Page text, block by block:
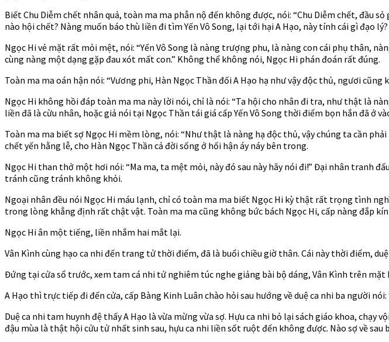
Biết Chu Diễm chết nhân quả, toàn ma ma phẫn nộ đến không được, nói: “Chu Diễm chết, đầu
nào hội chết? Nàng muốn báo thù liền đi tìm Yến Vô Song, lại tới hại A Hạo, này tính cái gì đạo
Ngọc Hi vẻ mặt rất mỏi mệt, nói: “Yến Vô Song là nàng trượng phu, là nàng con cái phụ thân,
cùng nàng một dạng gặp đau xót mất con.” Không thể không nói, Ngọc Hi phán đoán rất đúng.
Toàn ma ma oán hận nói: “Vương phi, Hàn Ngọc Thần đối A Hạo hạ như vậy độc thủ, ngươi
Ngọc Hi không hồi đáp toàn ma ma này lời nói, chỉ là nói: “Ta hội cho nhân đi tra, như thật là
liền đã là cừu nhân, hoặc giả nói tại Ngọc Thần tái giá cấp Yến Vô Song thời điểm bọn hắn đã ở
Toàn ma ma biết sợ Ngọc Hi mềm lòng, nói: “Như thật là nàng hạ độc thủ, vậy chúng ta cần
chết yến hằng lễ, cho Hàn Ngọc Thần cả đời sống ở hối hận áy náy bên trong.
Ngọc Hi than thở một hơi nói: “Ma ma, ta mệt mỏi, này đó sau này hãy nói đi!” Đại nhân tranh
tránh cũng tránh không khỏi.
Ngoại nhân đều nói Ngọc Hi máu lạnh, chỉ có toàn ma ma biết Ngọc Hi kỳ thật rất trọng tình
trong lòng khẳng định rất chật vật. Toàn ma ma cũng không bức bách Ngọc Hi, cấp nàng đắp
Ngọc Hi ân một tiếng, liền nhắm hai mắt lại.
Vân Kình cùng hạo ca nhi đến trang tử thời điểm, đã là buổi chiều giờ thân. Cái này thời điểm,
Đứng tại cửa sổ trước, xem tam cá nhi tử nghiêm túc nghe giảng bài bộ dáng, Vân Kình trên mặt
A Hạo thì trực tiếp đi đến cửa, cấp Bàng Kinh Luân chào hỏi sau hướng về duệ ca nhi ba người
Duệ ca nhi tam huynh đệ thấy A Hạo là vừa mừng vừa sợ. Hựu ca nhi bỏ lại sách giáo khoa, chạy
đậu mùa là thật hội cửu tử nhất sinh sau, hựu ca nhi liền sốt ruột đến không được. Nào sợ về